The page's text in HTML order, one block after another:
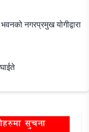
नगरप्रमुख योगीद्वारा